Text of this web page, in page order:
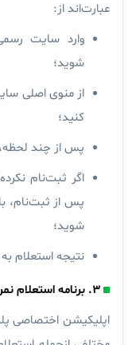
عبارت‌اند از:
شوید؛
از منوی اصلی
کنید؛
پس از چند لحظه،
اگر ثبت‌نام
پس از ثبت‌نام،
شوید؛
نتیجه استعلام
۳. برنامه استعلام نمره منفی گواهینامه پلیس‌من
اپلیکیشن اختصاصی